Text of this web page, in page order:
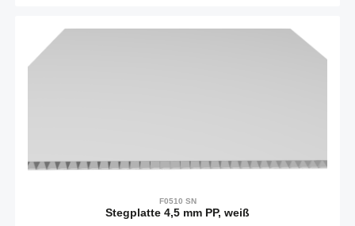
F0510 SN
Stegplatte 4,5 mm PP, weiß